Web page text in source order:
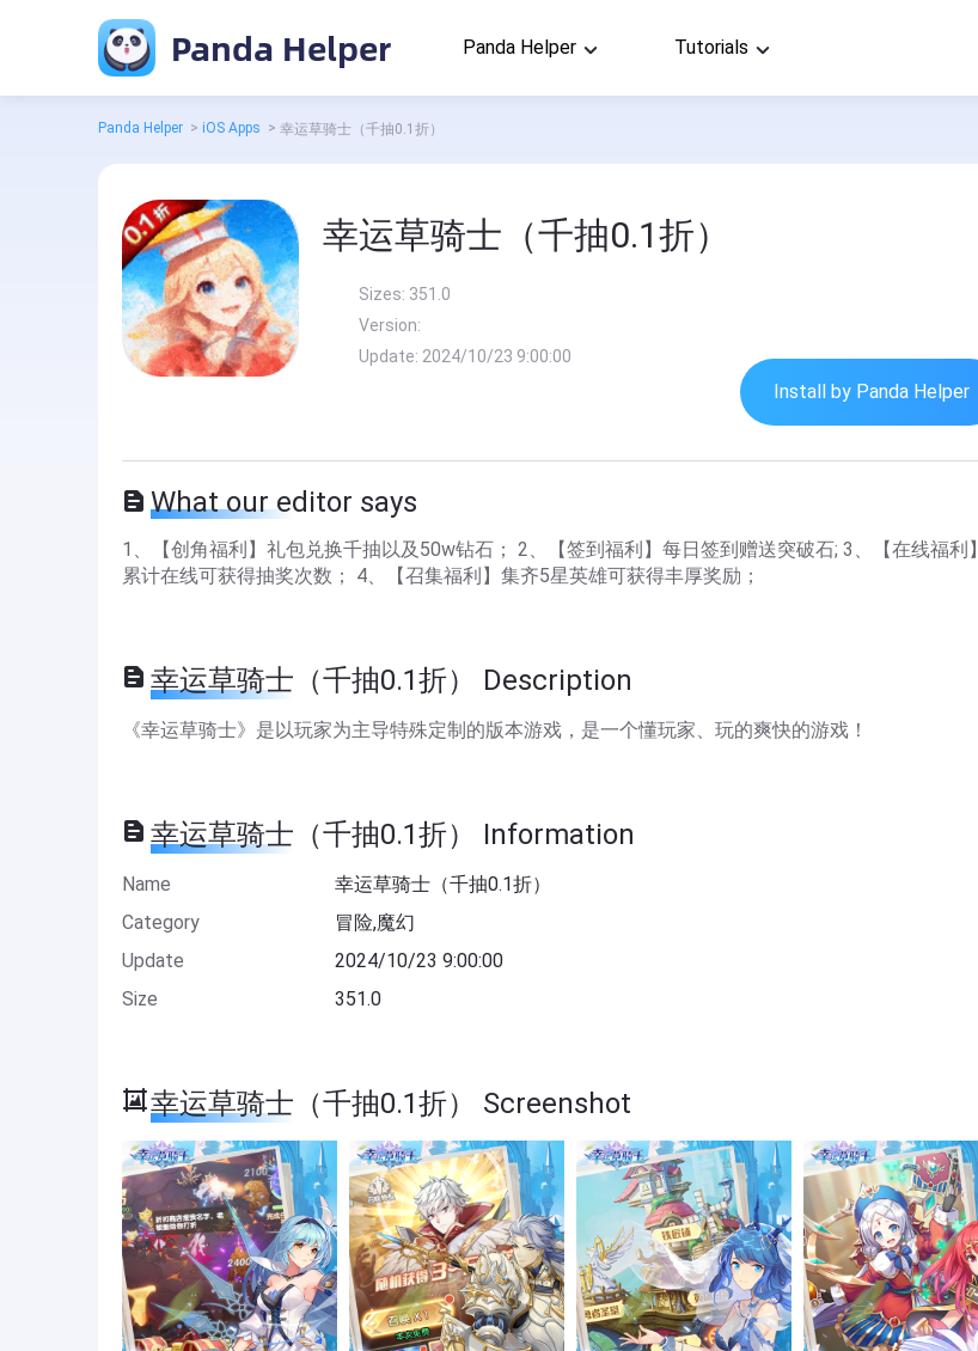
Panda Helper Panda Helper Tutorials
Panda Helper > iOS Apps > 幸运草骑士（千抽0.1折）
幸运草骑士（千抽0.1折）
Sizes: 351.0
Version:
Update: 2024/10/23 9:00:00
Install by Panda Helper
What our editor says
1、【创角福利】礼包兑换千抽以及50w钻石； 2、【签到福利】每日签到赠送突破石; 3、【在线福利】
累计在线可获得抽奖次数； 4、【召集福利】集齐5星英雄可获得丰厚奖励；
幸运草骑士（千抽0.1折） Description
《幸运草骑士》是以玩家为主导特殊定制的版本游戏，是一个懂玩家、玩的爽快的游戏！
幸运草骑士（千抽0.1折） Information
Name
幸运草骑士（千抽0.1折）
Category
冒险,魔幻
Update
2024/10/23 9:00:00
Size
351.0
幸运草骑士（千抽0.1折） Screenshot